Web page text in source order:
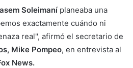
Soleimaní planeaba una
exactamente cuándo ni
real", afirmó el secretario de
Mike Pompeo, en entrevista al
News.